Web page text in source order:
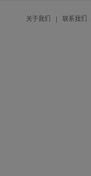
关于我们 | 联系我们